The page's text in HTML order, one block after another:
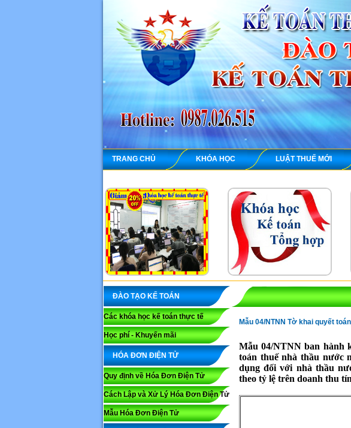
TRANG CHỦ KHÓA HỌC LUẬT THUẾ MỚI
KẾ
ĐÀO TẠO KẾ TOÁN
Các khóa học kế toán thực tế
Học phí - Khuyến mãi
HÓA ĐƠN ĐIỆN TỬ
Quy định về Hóa Đơn Điện Tử
Cách Lập và Xử Lý Hóa Đơn Điện Tử
Mẫu Hóa Đơn Điện Tử
Mẫu 04/NTNN Tờ khai quyết
Mẫu 04/NTNN ban hành
toán thuế nhà thầu nước
dụng đối với nhà thầu
theo tỷ lệ trên doanh thu